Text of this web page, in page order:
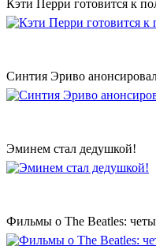
Кэти Перри готовится к
Синтия Эриво
Эминем стал дедушкой!
Фильмы о The Beatles: